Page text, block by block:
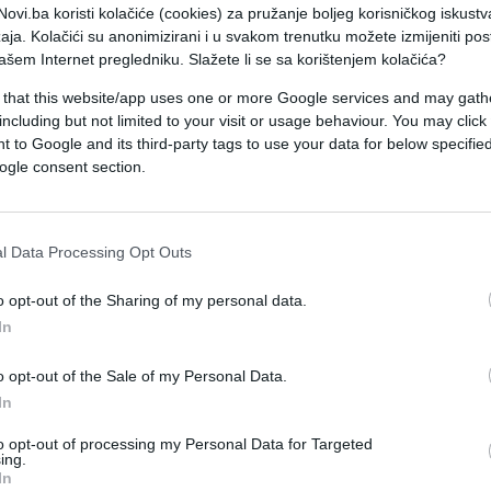
koristi kolačiće (cookies) za pružanje boljeg korisničkog
Kolačići su anonimizirani i u svakom trenutku možete izmijeniti
Internet pregledniku. Slažete li se sa korištenjem kolačića?
that this website/app uses one or more Google services and may
but not limited to your visit or usage behaviour. You may
to Google and its third-party tags to use your data for below
consent section.
Data Processing Opt Outs
opt-out of the Sharing of my personal data.
opt-out of the Sale of my Personal Data.
opt-out of processing my Personal Data for Targeted
te hiljadama potencijalnih terorista.
žrtva stradanja na ovim prostorima,
Evropi'" neodoljivo podsjećaju na period
je sve okončano genocidom nad Bošnjacima. I
tražimo kosti naše djece i muževa. I sami
Balkana" i u vama vidjele nadu za neka bolja
grdno smo se prevarile - navodi se u pismu.
šteta BiH i njenom evropskom putu, "jer
turiste iz BiH, a najveću štetu nanosite
vjerovatno potaknule i druge evropske
teze o BiH i Bošnjacima. Smatramo da su